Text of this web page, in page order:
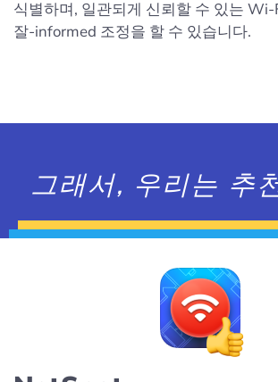
식별하며, 일관되게 신뢰할 수 있는 Wi-
잘-informed 조정을 할 수 있습니다.
그래서, 우리는 추